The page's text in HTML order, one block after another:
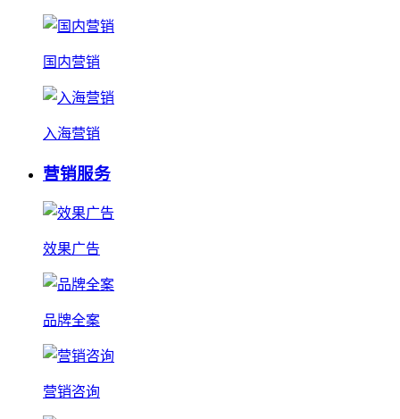
国内营销
入海营销
营销服务
效果广告
品牌全案
营销咨询